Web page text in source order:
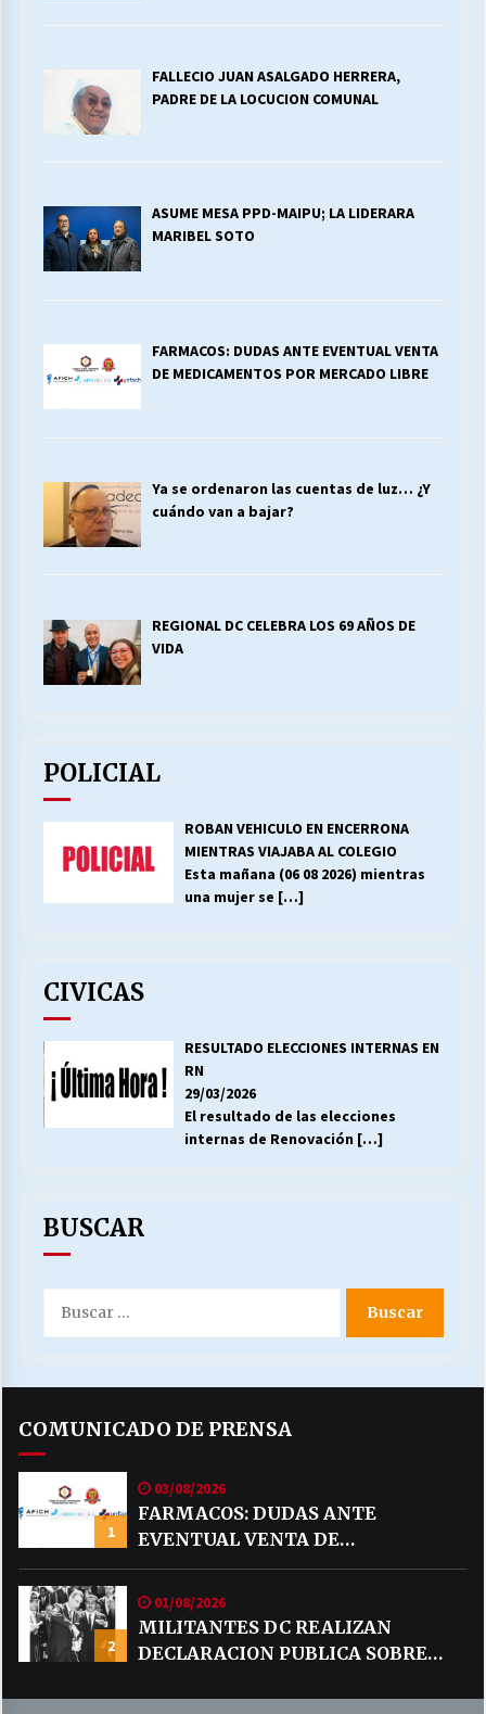
FALLECIO JUAN ASALGADO HERRERA,
PADRE DE LA LOCUCION COMUNAL
ASUME MESA PPD-MAIPU; LA LIDERARA
MARIBEL SOTO
FARMACOS: DUDAS ANTE EVENTUAL VENTA
DE MEDICAMENTOS POR MERCADO LIBRE
Ya se ordenaron las cuentas de luz… ¿Y
cuándo van a bajar?
REGIONAL DC CELEBRA LOS 69 AÑOS DE
VIDA
POLICIAL
ROBAN VEHICULO EN ENCERRONA
MIENTRAS VIAJABA AL COLEGIO
Esta mañana (06 08 2026) mientras
una mujer se […]
CIVICAS
RESULTADO ELECCIONES INTERNAS EN
RN
29/03/2026
El resultado de las elecciones
internas de Renovación […]
BUSCAR
por:
COMUNICADO DE PRENSA
1
03/08/2026
FARMACOS: DUDAS ANTE
EVENTUAL VENTA DE
MEDICAMENTOS POR MERCADO
LIBRE
2
01/08/2026
MILITANTES DC REALIZAN
DECLARACION PUBLICA SOBRE